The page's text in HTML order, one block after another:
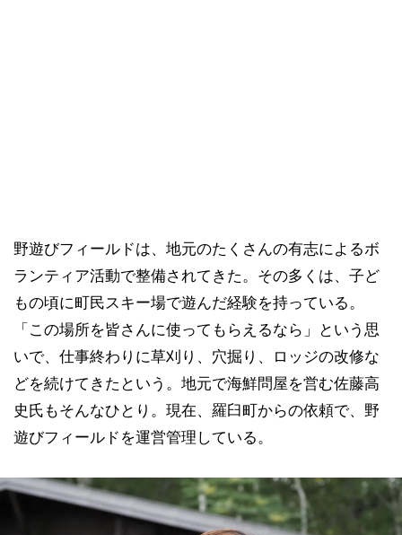
野遊びフィールドは、地元のたくさんの有志によるボ
ランティア活動で整備されてきた。その多くは、子ど
もの頃に町民スキー場で遊んだ経験を持っている。
「この場所を皆さんに使ってもらえるなら」という思
いで、仕事終わりに草刈り、穴掘り、ロッジの改修な
どを続けてきたという。地元で海鮮問屋を営む佐藤高
史氏もそんなひとり。現在、羅臼町からの依頼で、野
遊びフィールドを運営管理している。